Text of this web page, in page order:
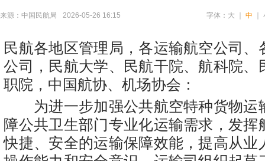
来源：中国民航局 2026-05-26 16:15 字体： 大 中
民航各地区管理局，各运输航空公司、
公司，民航大学、民航干院、航科院、
职院，中国航协、机场协会：
为进一步加强公共航空特种货物运
障公共卫生部门专业化运输需求，发挥
快捷、安全的运输保障效能，提高从业
盲